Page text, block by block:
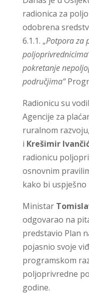
radionica za
odobrena
6.1.1. „Potpora za
pokretanje
područjima“
Radionicu su
Agencije za
ruralnom
i Krešimir
radionicu
osnovnim
kako bi
Ministar
odgovarao na
predstavio Plan
pojasnio svoje
programskom
poljoprivredne
godine.